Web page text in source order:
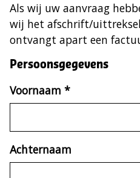
Als wij uw aanvraag
wij het afschrift/
ontvangt apart een
Persoonsgegevens
Persoonsgegevens
Voornaam *
Achternaam